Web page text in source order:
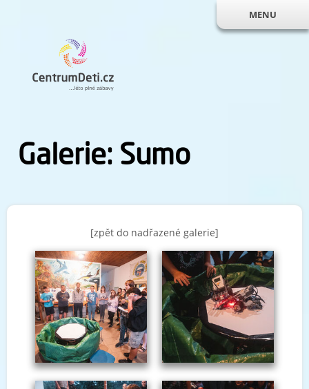
MENU
Galerie: Sumo
[zpět do nadřazené galerie]